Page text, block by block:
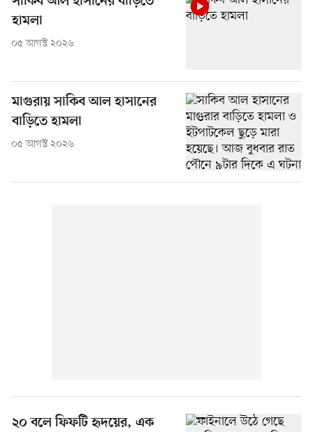
হামলা
০৫ আগস্ট ২০২৬
মাগুরায় সাকিব আল হাসানের
বাড়িতে হামলা
০৫ আগস্ট ২০২৬
২০ বলে ফিফটি হৃদয়ের, এক